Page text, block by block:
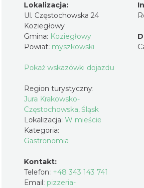
Lokalizacja:
Ul. Częstochowska 24
Koziegłowy
Gmina: Koziegłowy
Powiat: myszkowski
Pokaż wskazówki dojazdu
Region turystyczny:
Jura Krakowsko-
Częstochowska, Śląsk
Lokalizacja: W mieście
Kategoria:
Gastronomia
Kontakt:
Telefon: +48 343 143 741
Email: pizzeria-